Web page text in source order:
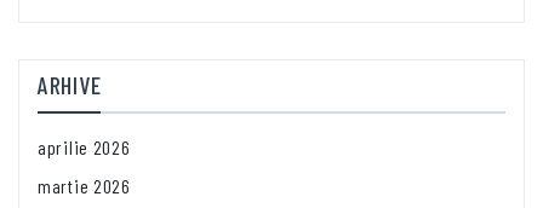
ARHIVE
aprilie 2026
martie 2026